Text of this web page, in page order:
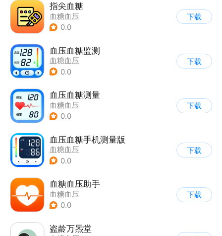
指尖血糖
血糖血压
0.0
下载
血压血糖监测
血糖血压
0.0
下载
血压血糖测量
血糖血压
0.0
下载
血压血糖手机测量版
血糖血压
0.0
下载
血糖血压助手
血糖血压
0.0
下载
盗龄万炁堂